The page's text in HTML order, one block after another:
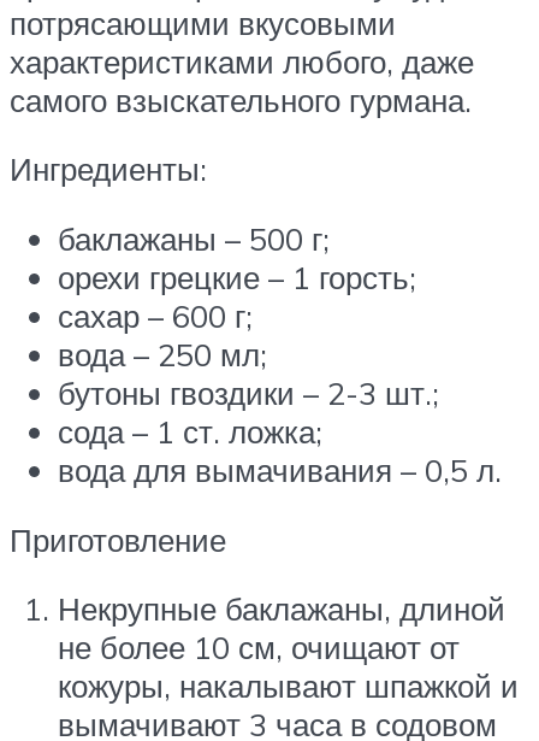
потрясающими вкусовыми
характеристиками любого, даже
самого взыскательного гурмана.
Ингредиенты:
баклажаны – 500 г;
орехи грецкие – 1 горсть;
сахар – 600 г;
вода – 250 мл;
бутоны гвоздики – 2-3 шт.;
сода – 1 ст. ложка;
вода для вымачивания – 0,5 л.
Приготовление
Некрупные баклажаны, длиной
не более 10 см, очищают от
кожуры, накалывают шпажкой и
вымачивают 3 часа в содовом